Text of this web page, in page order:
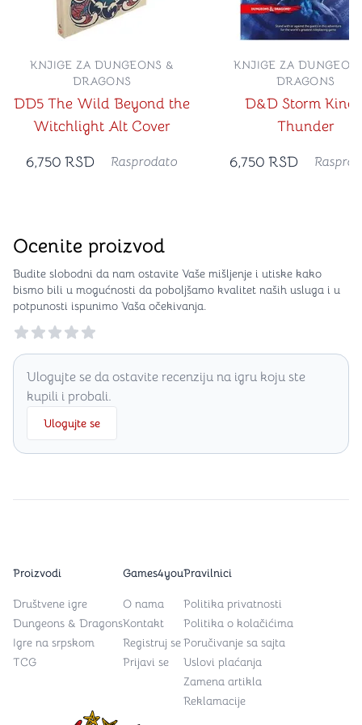
DD5 The Wild Beyond the
Witchlight Alt Cover
KNJIGE ZA DUNGEONS &
DRAGONS
6,750 RSD Rasprodato
D&D Storm
Thunder
KNJIGE ZA
DRAGONS
6,750 RSD
Ocenite proizvod
Budite slobodni da nam ostavite Vaše mišljenje i utiske kako
bismo bili u mogućnosti da poboljšamo kvalitet naših usluga i u
potpunosti ispunimo Vaša očekivanja.
Reviews
Ulogujte se da ostavite recenziju na igru koju ste
kupili i probali.
Ulogujte se
Games4you logo
Proizvodi
Društvene igre
Dungeons & Dragons
Igre na srpskom
TCG
Games4you
O nama
Kontakt
Registruj se
Prijavi se
Pravilnici
Politika privatnosti
Politika o kolačićima
Poručivanje sa sajta
Uslovi plaćanja
Zamena artikla
Reklamacije